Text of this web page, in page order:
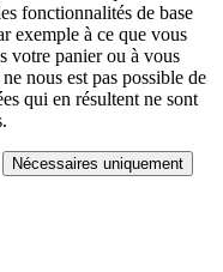
fonctionnalités de base
exemple à ce que vous
votre panier ou à vous
nous est pas possible de
qui en résultent ne sont
Nécessaires uniquement